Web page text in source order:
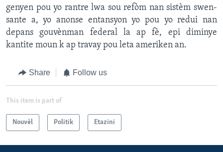
genyen pou yo rantre lwa sou refòm nan sistèm swen-
sante a, yo anonse entansyon yo pou yo redui nan
depans gouvènman federal la ap fè, epi diminye
kantite moun k ap travay pou leta ameriken an.
Share Follow us
This item is part of
Nouvèl Politik Etazini